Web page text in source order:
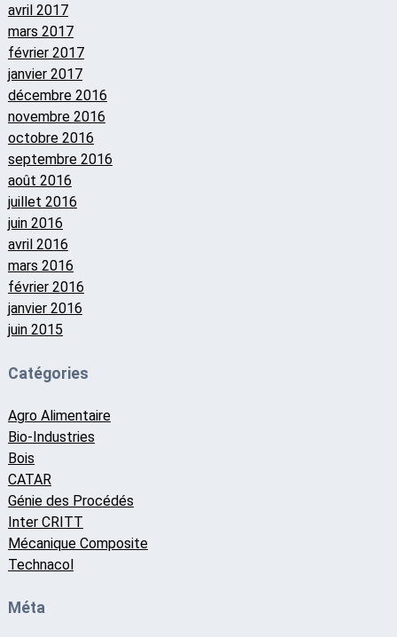
avril 2017
mars 2017
février 2017
janvier 2017
décembre 2016
novembre 2016
octobre 2016
septembre 2016
août 2016
juillet 2016
juin 2016
avril 2016
mars 2016
février 2016
janvier 2016
juin 2015
Catégories
Agro Alimentaire
Bio-Industries
Bois
CATAR
Génie des Procédés
Inter CRITT
Mécanique Composite
Technacol
Méta